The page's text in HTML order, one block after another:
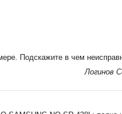
Подскажите в чем
Логинов